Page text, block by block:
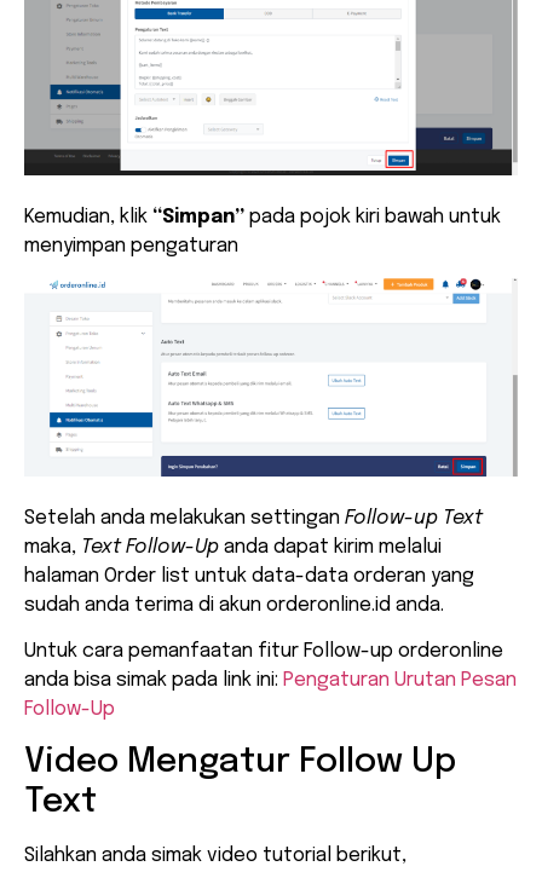
Kemudian, klik “Simpan” pada pojok kiri bawah untuk
menyimpan pengaturan
Setelah anda melakukan settingan Follow-up Text
maka, Text Follow-Up anda dapat kirim melalui
halaman Order list untuk data-data orderan yang
sudah anda terima di akun orderonline.id anda.
Untuk cara pemanfaatan fitur Follow-up orderonline
anda bisa simak pada link ini: Pengaturan Urutan Pesan
Follow-Up
Video Mengatur Follow Up
Text
Silahkan anda simak video tutorial berikut,